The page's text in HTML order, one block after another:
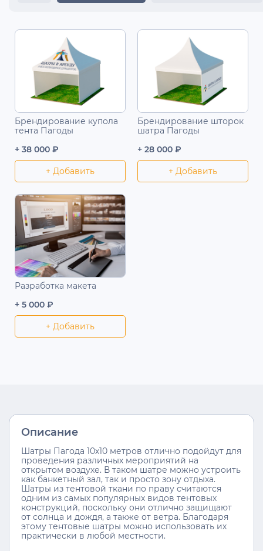
Брендирование купола
тента Пагоды
+ 38 000 ₽
+ Добавить
Брендирование шторок
шатра Пагоды
+ 28 000 ₽
+ Добавить
Разработка макета
+ 5 000 ₽
+ Добавить
Описание
Шатры Пагода 10х10 метров отлично подойдут для
проведения различных мероприятий на
открытом воздухе. В таком шатре можно устроить
как банкетный зал, так и просто зону отдыха.
Шатры из тентовой ткани по праву считаются
одним из самых популярных видов тентовых
конструкций, поскольку они отлично защищают
от солнца и дождя, а также от ветра. Благодаря
этому тентовые шатры можно использовать их
практически в любой местности.